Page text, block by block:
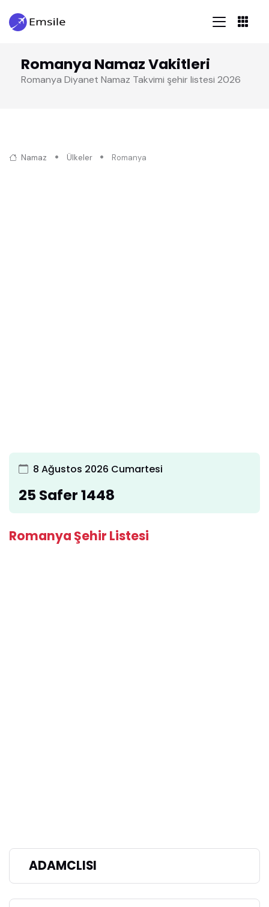
Romanya Namaz Vakitleri
Romanya Diyanet Namaz Takvimi şehir listesi 2026
Namaz Ülkeler Romanya
8 Ağustos 2026 Cumartesi
25 Safer 1448
Romanya Şehir Listesi
ADAMCLISI